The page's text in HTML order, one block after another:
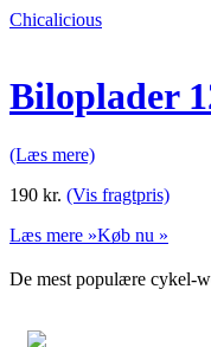
Chicalicious
Biloplader
(Læs mere)
190 kr. (Vis fragtpris)
Læs mere »Køb nu »
De mest populære cykel-